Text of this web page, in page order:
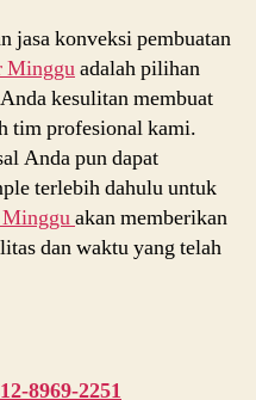
jasa konveksi pembuatan
Mingguadalah pilihan
kesulitan membuat
tim profesional kami.
Anda pun dapat
terlebih dahulu untuk
Mingguakan memberikan
dan waktu yang telah
8969-2251